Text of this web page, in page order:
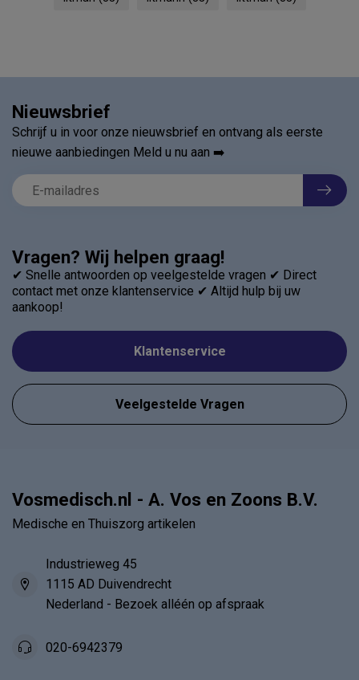
Vragen? Wij helpen graag!
✔ Snelle antwoorden op veelgestelde vragen ✔ Direct
contact met onze klantenservice ✔ Altijd hulp bij uw
aankoop!
Klantenservice
Veelgestelde Vragen
Nieuwsbrief
Schrijf u in voor onze nieuwsbrief en ontvang als eerste
nieuwe aanbiedingen Meld u nu aan ➡️
Vosmedisch.nl - A. Vos en Zoons B.V.
Medische en Thuiszorg artikelen
Industrieweg 45
1115 AD Duivendrecht
Nederland - Bezoek alléén op afspraak
020-6942379